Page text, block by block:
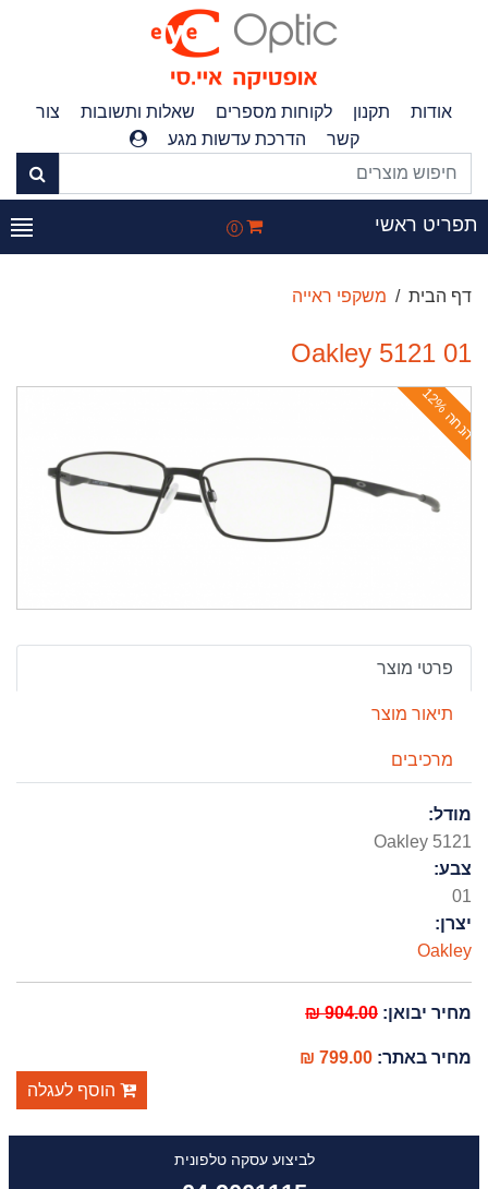
אודות תקנון לקוחות מספרים שאלות ותשובות
צור
קשר
הדרכת עדשות מגע
ראשי 0
דף הבית משקפי ראייה
Oakley 5121 01
ה
נ
ח
ה
1
2
פרטי מוצר
תיאור מוצר
מרכיבים
מודל:
Oakley 5121
צבע:
01
יצרן:
Oakley
מחיר יבואן:904.00 ₪
מחיר באתר:799.00 ₪
הוסף לעגלה
לביצוע עסקה טלפונית